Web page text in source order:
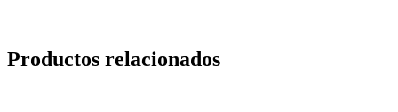
Productos relacionados